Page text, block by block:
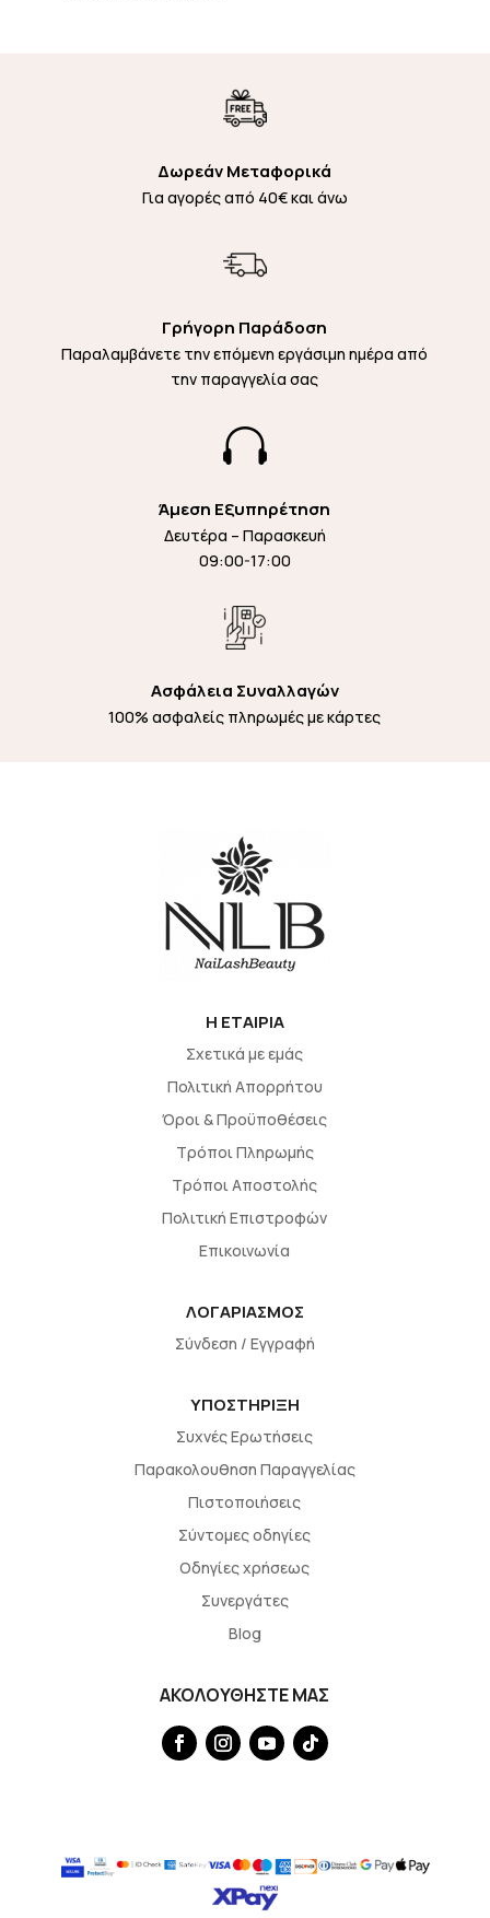
Δωρεάν Μεταφορικά
Για αγορές από 40€ και άνω
Γρήγορη Παράδοση
Παραλαμβάνετε την επόμενη εργάσιμη ημέρα από
την παραγγελία σας

Άμεση Εξυπηρέτηση
Δευτέρα – Παρασκευή
09:00-17:00
Ασφάλεια Συναλλαγών
100% ασφαλείς πληρωμές με κάρτες
H EΤΑΙΡΙΑ
Σχετικά με εμάς
Πολιτική Απορρήτου
Όροι & Προϋποθέσεις
Τρόποι Πληρωμής
Τρόποι Αποστολής
Πολιτική Επιστροφών
Επικοινωνία
ΛΟΓΑΡΙΑΣΜΟΣ
Σύνδεση / Εγγραφή
ΥΠΟΣΤΗΡΙΞΗ
Συχνές Ερωτήσεις
Παρακολουθηση Παραγγελίας
Πιστοποιήσεις
Σύντομες οδηγίες
Οδηγίες χρήσεως
Συνεργάτες
Blog
ΑΚΟΛΟΥΘΗΣΤΕ ΜΑΣ